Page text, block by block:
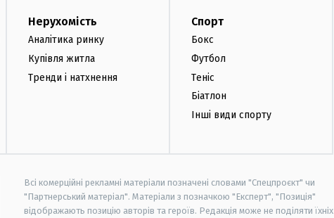
Нерухомість
Аналітика ринку
Купівля житла
Тренди і натхнення
Спорт
Бокс
Футбол
Теніс
Біатлон
Інші види спорту
Всі комерційні рекламні матеріали позначені словами "Спецпроєкт" чи
"Партнерський матеріал". Матеріали з позначкою "Експерт", "Позиція"
відображають позицію авторів та героїв. Редакція може не поділяти їхніх